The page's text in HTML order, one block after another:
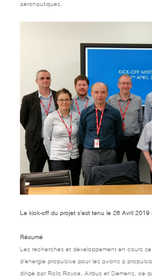
aéronautiques.
Le kick-off du projet s’est tenu le 26 Avril 2019
Résumé
Les recherches et développement en cours
d’énergie propulsive pour les avions à
dirigé par Rolls Royce, Airbus et Siemens, ce